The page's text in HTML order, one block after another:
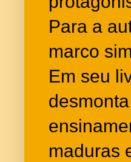
Para a
marco
Em seu
maduras